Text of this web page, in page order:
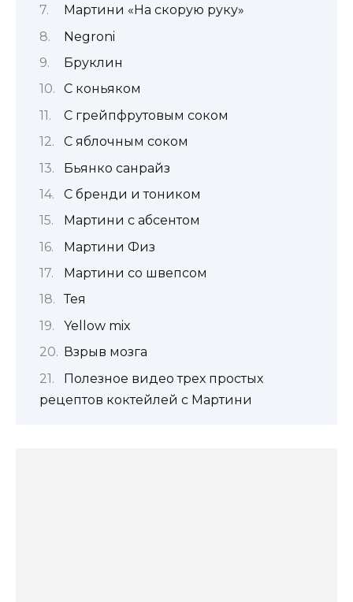
Мартини «На скорую руку»
Negroni
Бруклин
С коньяком
С грейпфрутовым соком
С яблочным соком
Бьянко санрайз
С бренди и тоником
Мартини с абсентом
Мартини Физ
Мартини со швепсом
Тея
Yellow mix
Взрыв мозга
Полезное видео трех простых
рецептов коктейлей с Мартини